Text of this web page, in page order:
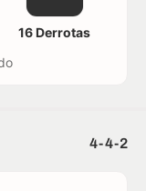
16 Derrotas
4-4-2